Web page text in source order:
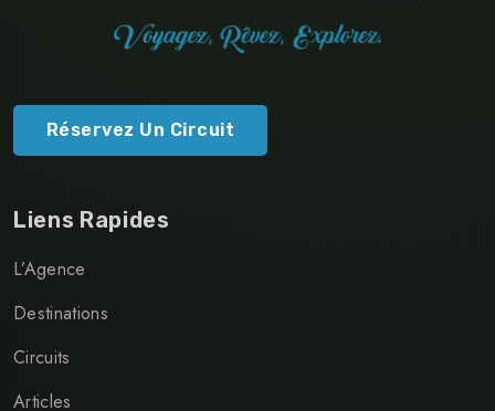
Réservez Un Circuit
Liens Rapides
L’Agence
Destinations
Circuits
Articles